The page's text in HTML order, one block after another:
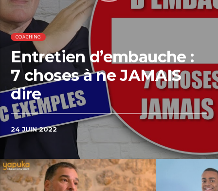
COACHING
Entretien d’embauche :
7 choses à ne JAMAIS
dire
24 JUIN 2022